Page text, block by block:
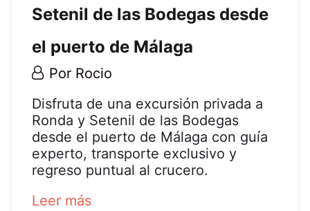
Setenil de las Bodegas desde
el puerto de Málaga
29
2026
Por Rocio
Excursión
privada
a
Ronda
Disfruta de una excursión privada a
Ronda y Setenil de las Bodegas
desde el puerto de Málaga con guía
experto, transporte exclusivo y
regreso puntual al crucero.
Leer másabout